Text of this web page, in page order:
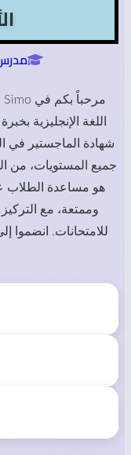
شهادة الماجستير في
جميع المستويات، من
هو مساعدة الطلاب
وممتعة، مع
للامتحانات. انضموا